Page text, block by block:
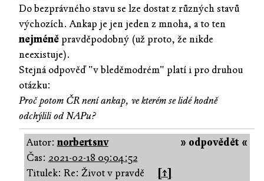
Do bezprávného stavu se lze dostat z různých stavů
výchozích. Ankap je jen jeden z mnoha, a to ten
nejméně pravděpodobný (už proto, že nikde
neexistuje).
Stejná odpověď "v bleděmodrém" platí i pro druhou
otázku:
Proč potom ČR není ankap, ve kterém se lidé hodně
odchýlili od NAPu?
» odpovědět «
Autor:norbertsnv
Čas: 2021-02-18 09:04:52
Titulek: Re: Život v pravdě
[↑]